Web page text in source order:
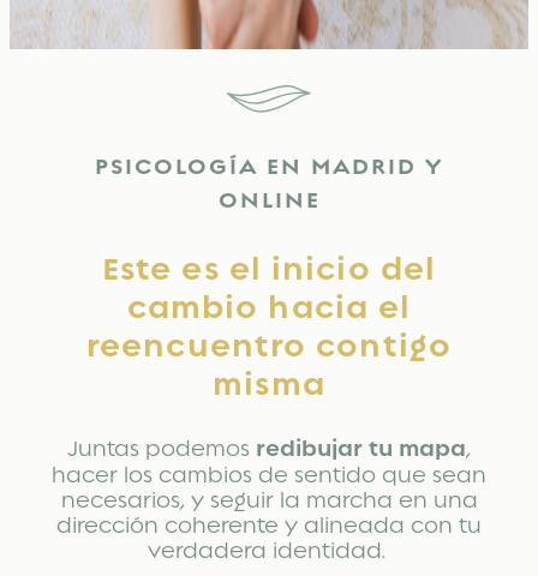
PSICOLOGÍA EN MADRID Y
ONLINE
Este es el inicio del
cambio hacia el
reencuentro contigo
misma
Juntas podemos redibujar tu mapa,
hacer los cambios de sentido que sean
necesarios, y seguir la marcha en una
dirección coherente y alineada con tu
verdadera identidad.